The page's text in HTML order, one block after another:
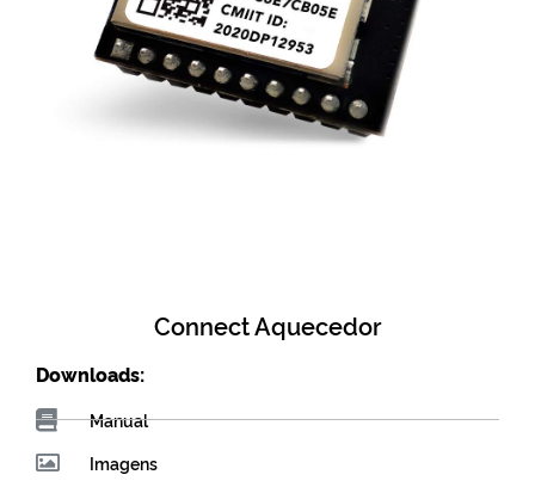
Connect Aquecedor
Downloads:
Manual
Imagens